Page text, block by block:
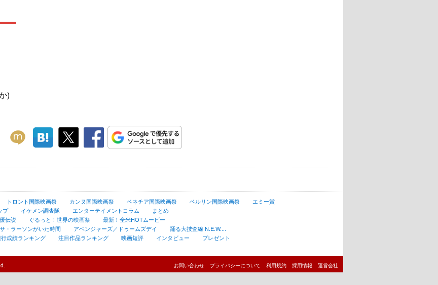
)
トロント国際映画祭 カンヌ国際映画祭 ベネチア国際映画祭 ベルリン国際映画祭
エミー賞
プ イケメン調査隊 エンターテイメントコラム
まとめ
伝説 ぐるっと！世界の映画祭
最新！全米HOTムービー
・ラーソンがいた時間 アベンジャーズ／ドゥームズデイ
踊る大捜査線 N.E.W....
成績ランキング 注目作品ランキング 映画短評 インタビュー
プレゼント
お問い合わせ プライバシーについて 利用規約 採用情報 運営会社